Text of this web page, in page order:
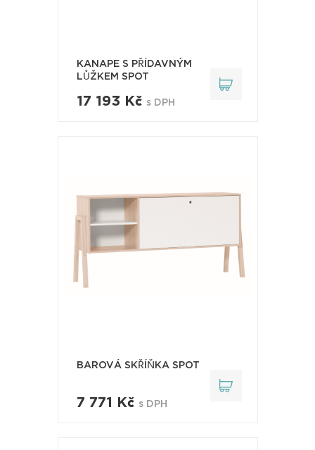
KANAPE S PŘÍDAVNÝM
LŮŽKEM SPOT
17 193 Kč s DPH
BAROVÁ SKŘÍŇKA SPOT
7 771 Kč s DPH